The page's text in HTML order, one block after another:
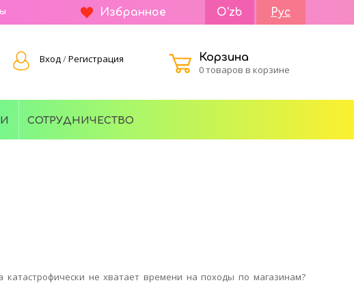
Избранное O'zb Рус
Вход/Регистрация
Корзина
0 товаров в корзине
СОТРУДНИЧЕСТВО
не хватает времени на походы по магазинам?